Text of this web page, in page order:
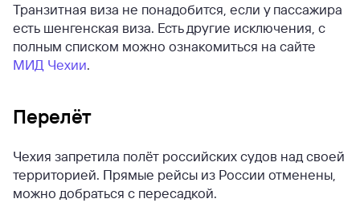
Транзитная виза не понадобится, если у пассажира
есть шенгенская виза. Есть другие исключения, с
полным списком можно ознакомиться на сайте
МИД Чехии.
Перелёт
Чехия запретила полёт российских судов над своей
территорией. Прямые рейсы из России отменены,
можно добраться с пересадкой.